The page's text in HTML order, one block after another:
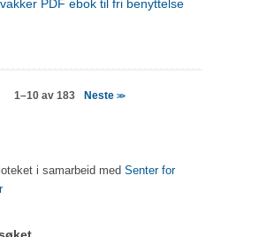
PDF ebok til fri benyttelse
1–10 av 183 Neste >>
i samarbeid med Senter for